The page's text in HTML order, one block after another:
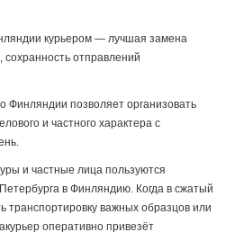
курьером — лучшая замена
сохранность отправлений
Финляндии позволяет организовать
и частного характера с
и частные лица пользуются
в Финляндию. Когда в сжатый
транспортировку важных образцов или
оперативно привезёт